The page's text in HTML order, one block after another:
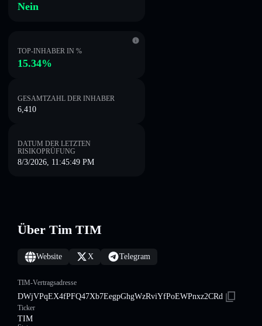
Nein
TOP-INHABER IN %
15.34%
GESAMTZAHL DER INHABER
6,410
DATUM DER LETZTEN
RISIKOPRÜFUNG
8/3/2026, 11:45:49 PM
Über Tim TIM
Website X Telegram
TIM-Vertragsadresse
DWjVPqEX4fPFQ47Xb7EegpGhgWzRviYfPoEWPnxz2CRd
Ticker
TIM